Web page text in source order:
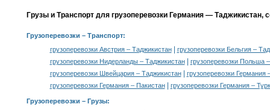
Грузы и Транспорт для грузоперевозки Германия — Таджикистан,
Грузоперевозки – Транспорт:
грузоперевозки Австрия – Таджикистан|
грузоперевозки Бельгия –
грузоперевозки Нидерланды – Таджикистан|
грузоперевозки Польша
грузоперевозки Швейцария – Таджикистан|
грузоперевозки Германия
грузоперевозки Германия – Пакистан| грузоперевозки Германия –
Грузоперевозки – Грузы: